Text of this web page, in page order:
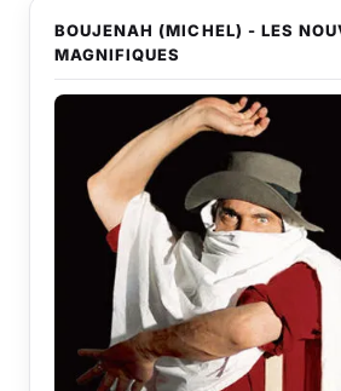
BOUJENAH (MICHEL) - LES
MAGNIFIQUES